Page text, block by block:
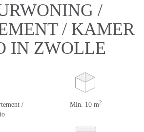
/
/ KAMER
IN ZWOLLE
/
Min. 10 m2